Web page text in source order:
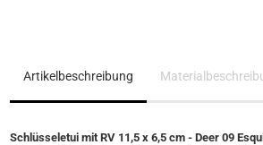
Artikelbeschreibung
Schlüsseletui mit RV 11,5 x 6,5 cm - Deer 09